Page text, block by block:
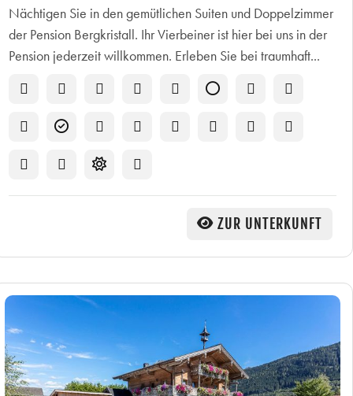
Nächtigen Sie in den gemütlichen Suiten und Doppelzimmer
der Pension Bergkristall. Ihr Vierbeiner ist hier bei uns in der
Pension jederzeit willkommen. Erleben Sie bei traumhaft...
ZUR UNTERKUNFT